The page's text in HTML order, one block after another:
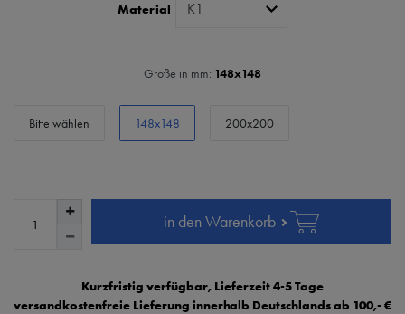
Material
Größe in mm: 148x148
Bitte wählen 148x148 200x200
in den Warenkorb
Kurzfristig verfügbar, Lieferzeit 4-5 Tage
versandkostenfreie Lieferung innerhalb Deutschlands ab 100,- €